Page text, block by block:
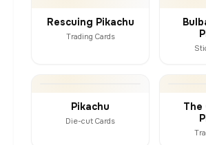
Rescuing Pikachu
Trading Cards
Pikachu
Die-cut Cards
The